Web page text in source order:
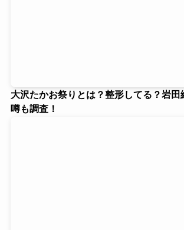
大沢たかお祭りとは？整形してる？岩田
噂も調査！